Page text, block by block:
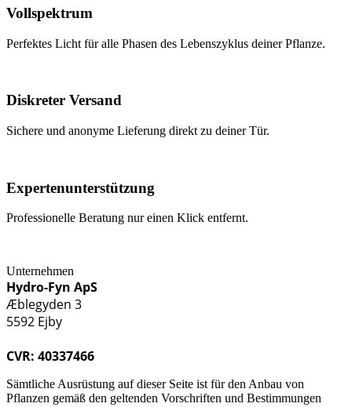
Vollspektrum
Perfektes Licht für alle Phasen des Lebenszyklus deiner Pflanze.
Diskreter Versand
Sichere und anonyme Lieferung direkt zu deiner Tür.
Expertenunterstützung
Professionelle Beratung nur einen Klick entfernt.
Unternehmen
Hydro-Fyn ApS
Æblegyden 3
5592 Ejby
CVR: 40337466
Sämtliche Ausrüstung auf dieser Seite ist für den Anbau von
Pflanzen gemäß den geltenden Vorschriften und Bestimmungen